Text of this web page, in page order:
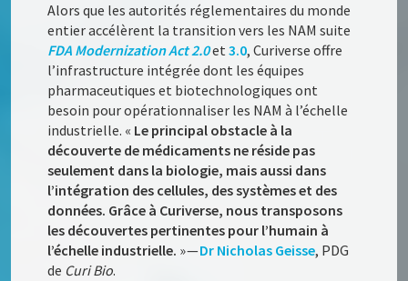
Alors que les autorités réglementaires du monde
entier accélèrent la transition vers les NAM suite
FDA Modernization Act2.0et3.0, Curiverse offre
l’infrastructure intégrée dont les équipes
pharmaceutiques et biotechnologiques ont
besoin pour opérationnaliser les NAM à l’échelle
industrielle. « Le principal obstacle à la
découverte de médicaments ne réside pas
seulement dans la biologie, mais aussi dans
l’intégration des cellules, des systèmes et des
données. Grâce à Curiverse, nous transposons
les découvertes pertinentes pour l’humain à
l’échelle industrielle. » —Dr Nicholas Geisse, PDG
de Curi Bio.